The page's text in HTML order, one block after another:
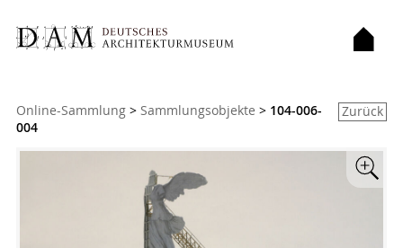
Zurück
Sie sind hier:
Online-Sammlung > Sammlungsobjekte > 104-006-
004